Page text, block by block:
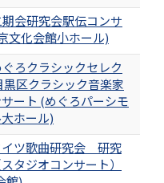
会研究会駅伝コンサ
文化会館小ホール)
ろクラシックセレク
黒区クラシック音楽家
ート (めぐろパーシモ
ホール)
イツ歌曲研究会 研究
タジオコンサート）